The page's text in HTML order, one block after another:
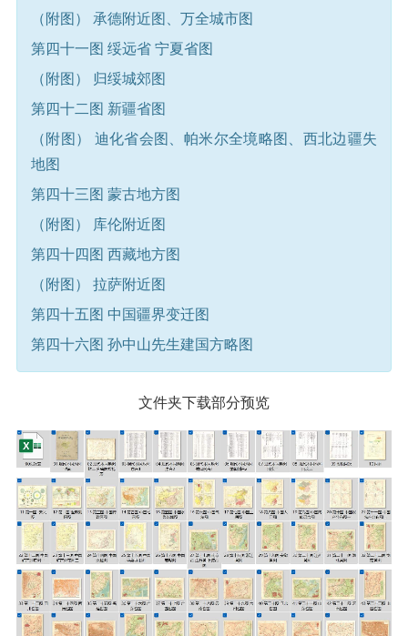
（附图） 承德附近图、万全城市图
第四十一图 绥远省 宁夏省图
（附图） 归绥城郊图
第四十二图 新疆省图
（附图） 迪化省会图、帕米尔全境略图、西北边疆失
地图
第四十三图 蒙古地方图
（附图） 库伦附近图
第四十四图 西藏地方图
（附图） 拉萨附近图
第四十五图 中国疆界变迁图
第四十六图 孙中山先生建国方略图
文件夹下载部分预览